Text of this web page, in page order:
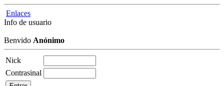
Enlaces
Info de usuario
Benvido Anónimo
Nick
Contrasinal